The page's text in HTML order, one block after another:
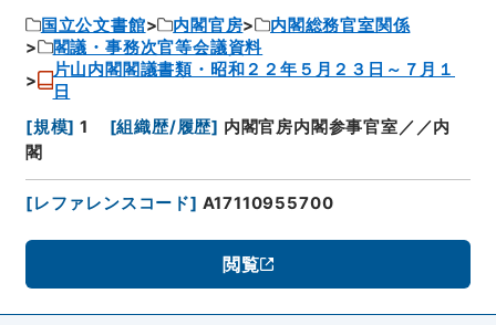
国立公文書館 内閣官房
内閣総務官室関係
閣議・事務次官等会議資料
片山内閣閣議書類・昭和２２年５月２３日～７月１
日
[規模] 1 [組織歴/履歴] 内閣官房内閣参事官室／／内
閣
[レファレンスコード] A17110955700
閲覧